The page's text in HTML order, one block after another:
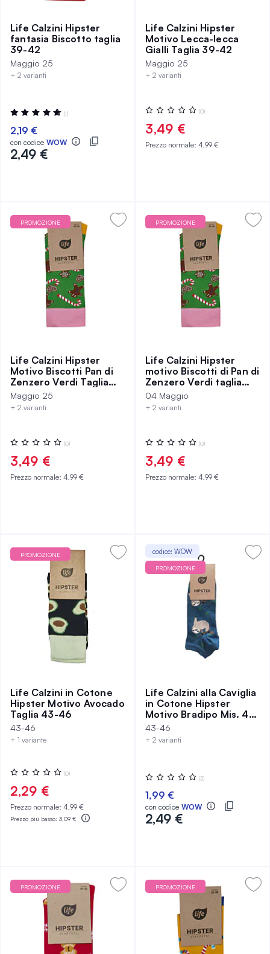
Life Calzini Hipster
fantasia Biscotto taglia
39-42
Maggio 25
+ 2 varianti
Valutazione:
100%
(1)
2,19 €
con codice WOW
2,49 €
Life Calzini Hipster
Motivo Lecca-lecca
Gialli Taglia 39-42
Maggio 25
+ 2 varianti
Valutazione:
0%
(0)
3,49 €
Prezzo normale: 4,99 €
PROMOZIONE
Life Calzini Hipster
Motivo Biscotti Pan di
Zenzero Verdi Taglia
39-42
Maggio 25
+ 2 varianti
Valutazione:
0%
(0)
3,49 €
Prezzo normale: 4,99 €
PROMOZIONE
Life Calzini Hipster
motivo Biscotti di Pan di
Zenzero Verdi taglia
35-38
04 Maggio
+ 2 varianti
Valutazione:
0%
(0)
3,49 €
Prezzo normale: 4,99 €
PROMOZIONE
Life Calzini in Cotone
Hipster Motivo Avocado
Taglia 43-46
43-46
+ 1 variante
Valutazione:
0%
(0)
2,29 €
Prezzo normale: 4,99 €
Prezzo più basso: 3,09 €
codice: WOW
PROMOZIONE
Life Calzini alla Caviglia
in Cotone Hipster
Motivo Bradipo Mis. 43-
46
43-46
+ 2 varianti
Valutazione:
0%
(3)
1,99 €
con codice WOW
2,49 €
PROMOZIONE PROMOZIONE